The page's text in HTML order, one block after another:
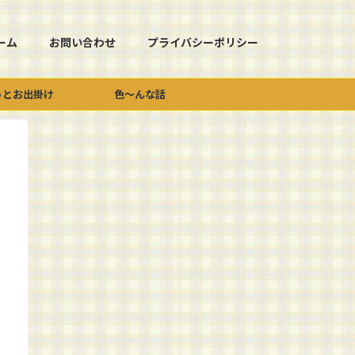
ム お問い合わせ プライバシーポリシー
お出掛け 色～んな話